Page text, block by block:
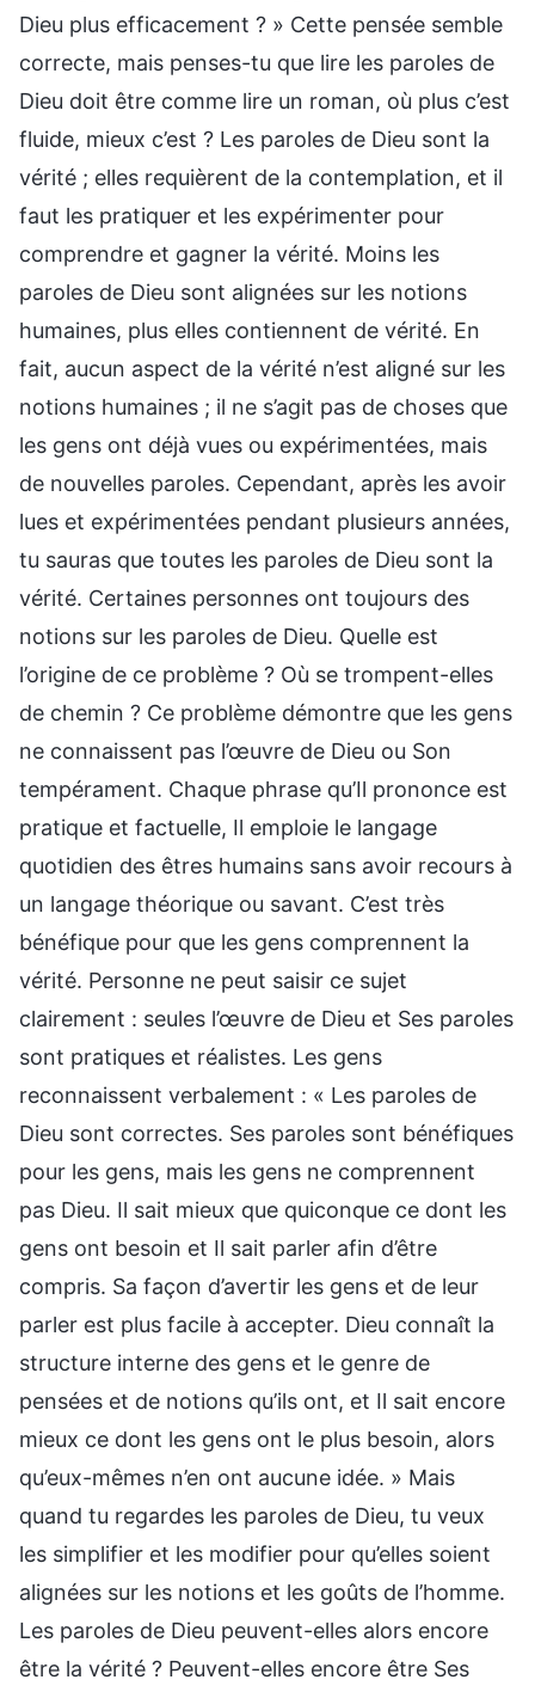
Dieu plus efficacement ? » Cette pensée semble
correcte, mais penses-tu que lire les paroles de
Dieu doit être comme lire un roman, où plus c’est
fluide, mieux c’est ? Les paroles de Dieu sont la
vérité ; elles requièrent de la contemplation, et il
faut les pratiquer et les expérimenter pour
comprendre et gagner la vérité. Moins les
paroles de Dieu sont alignées sur les notions
humaines, plus elles contiennent de vérité. En
fait, aucun aspect de la vérité n’est aligné sur les
notions humaines ; il ne s’agit pas de choses que
les gens ont déjà vues ou expérimentées, mais
de nouvelles paroles. Cependant, après les avoir
lues et expérimentées pendant plusieurs années,
tu sauras que toutes les paroles de Dieu sont la
vérité. Certaines personnes ont toujours des
notions sur les paroles de Dieu. Quelle est
l’origine de ce problème ? Où se trompent-elles
de chemin ? Ce problème démontre que les gens
ne connaissent pas l’œuvre de Dieu ou Son
tempérament. Chaque phrase qu’Il prononce est
pratique et factuelle, Il emploie le langage
quotidien des êtres humains sans avoir recours à
un langage théorique ou savant. C’est très
bénéfique pour que les gens comprennent la
vérité. Personne ne peut saisir ce sujet
clairement : seules l’œuvre de Dieu et Ses paroles
sont pratiques et réalistes. Les gens
reconnaissent verbalement : « Les paroles de
Dieu sont correctes. Ses paroles sont bénéfiques
pour les gens, mais les gens ne comprennent
pas Dieu. Il sait mieux que quiconque ce dont les
gens ont besoin et Il sait parler afin d’être
compris. Sa façon d’avertir les gens et de leur
parler est plus facile à accepter. Dieu connaît la
structure interne des gens et le genre de
pensées et de notions qu’ils ont, et Il sait encore
mieux ce dont les gens ont le plus besoin, alors
qu’eux-mêmes n’en ont aucune idée. » Mais
quand tu regardes les paroles de Dieu, tu veux
les simplifier et les modifier pour qu’elles soient
alignées sur les notions et les goûts de l’homme.
Les paroles de Dieu peuvent-elles alors encore
être la vérité ? Peuvent-elles encore être Ses